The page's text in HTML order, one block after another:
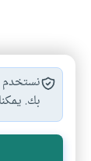
نستخدم
بك.